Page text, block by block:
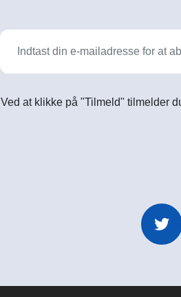
Ved at klikke på "Tilmeld" tilmelder